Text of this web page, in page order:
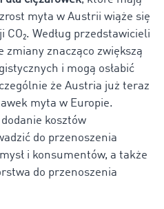
myta w Austrii wiąże się
Według przedstawicieli
znacząco zwiększą
i mogą osłabić
że Austria już teraz
myta w Europie.
kosztów
do przenoszenia
i konsumentów, a także
do przenoszenia